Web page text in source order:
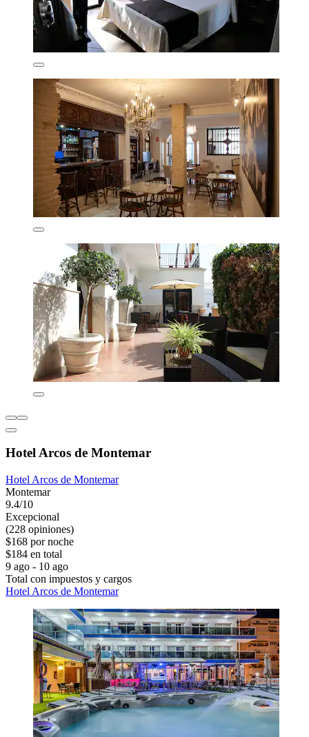
Hotel Arcos de Montemar
Hotel Arcos de Montemar
Montemar
9.4/10
Excepcional
(228 opiniones)
$168 por noche
$184 en total
9 ago - 10 ago
Total con impuestos y cargos
Hotel Arcos de Montemar